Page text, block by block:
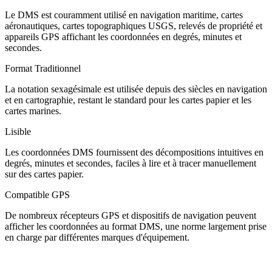
Le DMS est couramment utilisé en navigation maritime, cartes
aéronautiques, cartes topographiques USGS, relevés de propriété et
appareils GPS affichant les coordonnées en degrés, minutes et
secondes.
Format Traditionnel
La notation sexagésimale est utilisée depuis des siècles en navigation
et en cartographie, restant le standard pour les cartes papier et les
cartes marines.
Lisible
Les coordonnées DMS fournissent des décompositions intuitives en
degrés, minutes et secondes, faciles à lire et à tracer manuellement
sur des cartes papier.
Compatible GPS
De nombreux récepteurs GPS et dispositifs de navigation peuvent
afficher les coordonnées au format DMS, une norme largement prise
en charge par différentes marques d'équipement.